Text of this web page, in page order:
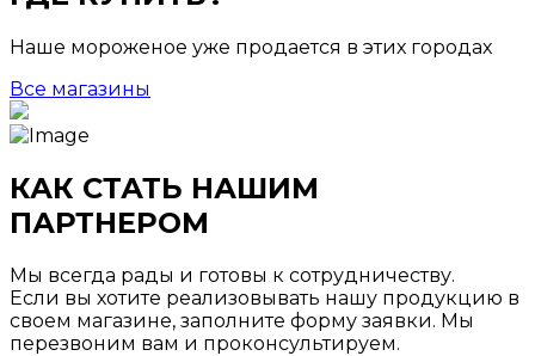
Наше мороженое уже продается в этих городах
Все магазины
КАК СТАТЬ НАШИМ
ПАРТНЕРОМ
Мы всегда рады и готовы к сотрудничеству.
Если вы хотите реализовывать нашу продукцию в
своем магазине, заполните форму заявки. Мы
перезвоним вам и проконсультируем.